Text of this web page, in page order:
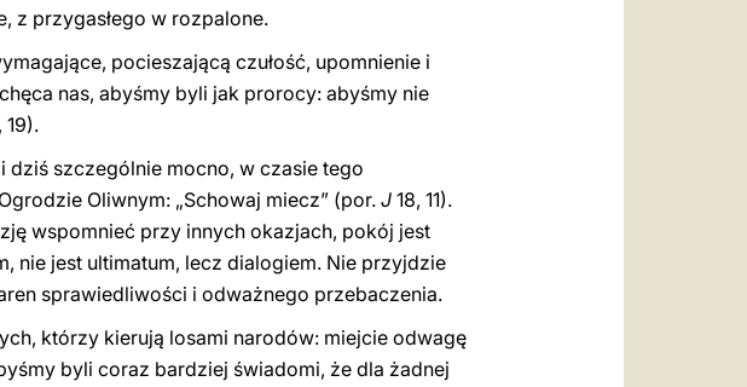
z przygasłego w rozpalone.
pocieszającą czułość, upomnienie i
nas, abyśmy byli jak prorocy: abyśmy nie
19).
dziś szczególnie mocno, w czasie tego
Oliwnym: „Schowaj miecz” (por.J 18, 11).
wspomnieć przy innych okazjach, pokój jest
nie jest ultimatum, lecz dialogiem. Nie przyjdzie
sprawiedliwości i odważnego przebaczenia.
którzy kierują losami narodów: miejcie odwagę
byli coraz bardziej świadomi, że dla żadnej